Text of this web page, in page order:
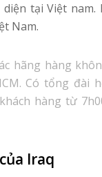
tại Việt
Nam.
hãng hàng
Có tổng đài
hàng từ
Iraq